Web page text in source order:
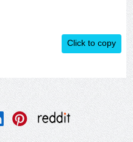
Click to copy